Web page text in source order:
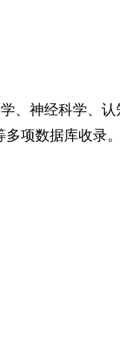
、神经科学、认
项数据库收录。